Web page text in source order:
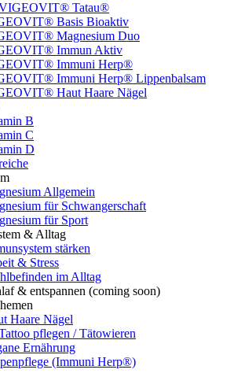
Tatau®
Basis Bioaktiv
Magnesium Duo
Immun Aktiv
Immuni Herp®
Immuni Herp® Lippenbalsam
Haut Haare Nägel
B
C
D
Allgemein
für Schwangerschaft
für Sport
& Alltag
stärken
& Stress
im Alltag
& entspannen (coming soon)
Haare Nägel
pflegen / Tätowieren
Ernährung
(Immuni Herp®)